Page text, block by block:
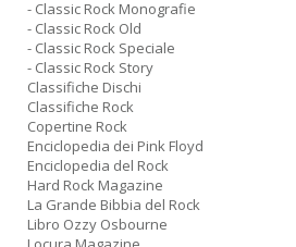
- Classic Rock Monografie
- Classic Rock Old
- Classic Rock Speciale
- Classic Rock Story
Classifiche Dischi
Classifiche Rock
Copertine Rock
Enciclopedia dei Pink Floyd
Enciclopedia del Rock
Hard Rock Magazine
La Grande Bibbia del Rock
Libro Ozzy Osbourne